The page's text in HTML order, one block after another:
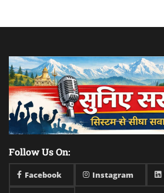
Follow Us On:
Facebook Instagram